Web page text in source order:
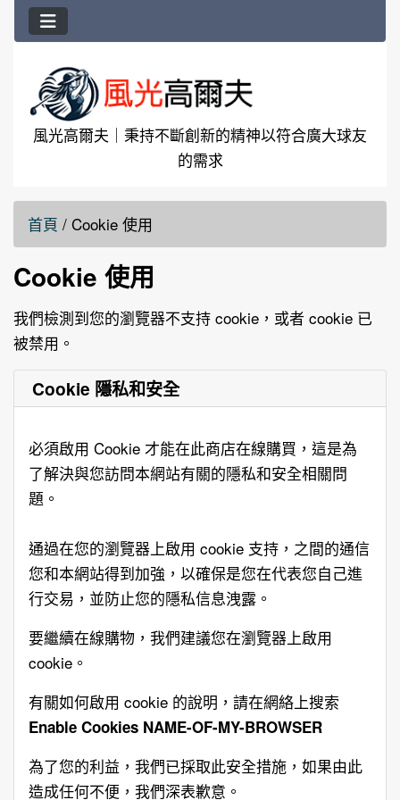
風光高爾夫｜秉持不斷創新的精神以符合廣大球友
的需求
首頁 / Cookie 使用
Cookie 使用
我們檢測到您的瀏覽器不支持 cookie，或者 cookie 已
被禁用。
Cookie 隱私和安全
必須啟用 Cookie 才能在此商店在線購買，這是為
了解決與您訪問本網站有關的隱私和安全相關問
題。
通過在您的瀏覽器上啟用 cookie 支持，之間的通信
您和本網站得到加強，以確保是您在代表您自己進
行交易，並防止您的隱私信息洩露。
要繼續在線購物，我們建議您在瀏覽器上啟用
cookie。
有關如何啟用 cookie 的說明，請在網絡上搜索
Enable Cookies NAME-OF-MY-BROWSER
為了您的利益，我們已採取此安全措施，如果由此
造成任何不便，我們深表歉意。